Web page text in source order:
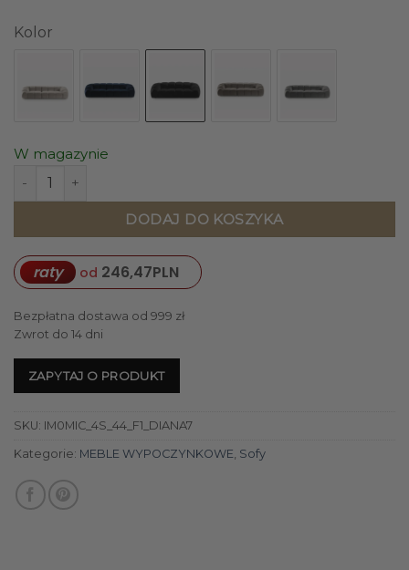
Kolor
W magazynie
ilość SOFA 4-osobowa Diana o zaoblonych kształtach,
DODAJ DO KOSZYKA
raty od 246,47PLN
Bezpłatna dostawa od 999 zł
Zwrot do 14 dni
ZAPYTAJ O PRODUKT
SKU: IM0MIC_4S_44_F1_DIANA7
Kategorie: MEBLE WYPOCZYNKOWE, Sofy